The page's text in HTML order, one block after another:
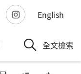
English
全文檢索